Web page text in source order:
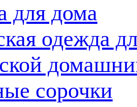
для дома
одежда
сорочки